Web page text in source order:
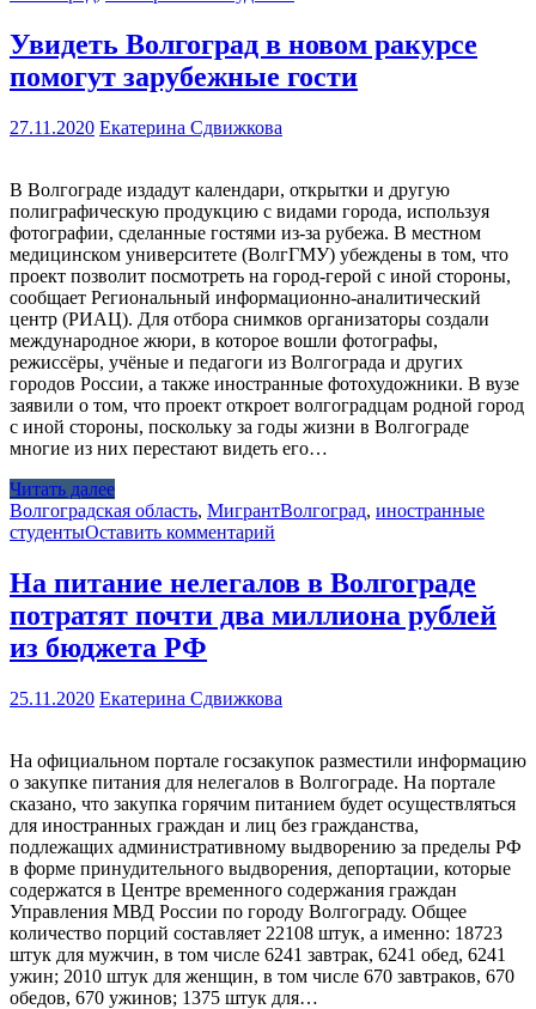
Увидеть Волгоград в новом ракурсе
помогут зарубежные гости
27.11.2020 Екатерина Сдвижкова
В Волгограде издадут календари, открытки и другую
полиграфическую продукцию с видами города, используя
фотографии, сделанные гостями из-за рубежа. В местном
медицинском университете (ВолгГМУ) убеждены в том, что
проект позволит посмотреть на город-герой с иной стороны,
сообщает Региональный информационно-аналитический
центр (РИАЦ). Для отбора снимков организаторы создали
международное жюри, в которое вошли фотографы,
режиссёры, учёные и педагоги из Волгограда и других
городов России, а также иностранные фотохудожники. В вузе
заявили о том, что проект откроет волгоградцам родной город
с иной стороны, поскольку за годы жизни в Волгограде
многие из них перестают видеть его…
Читать далее
Волгоградская область, МигрантВолгоград, иностранные
студентыОставить комментарий
На питание нелегалов в Волгограде
потратят почти два миллиона рублей
из бюджета РФ
25.11.2020 Екатерина Сдвижкова
На официальном портале госзакупок разместили информацию
о закупке питания для нелегалов в Волгограде. На портале
сказано, что закупка горячим питанием будет осуществляться
для иностранных граждан и лиц без гражданства,
подлежащих административному выдворению за пределы РФ
в форме принудительного выдворения, депортации, которые
содержатся в Центре временного содержания граждан
Управления МВД России по городу Волгограду. Общее
количество порций составляет 22108 штук, а именно: 18723
штук для мужчин, в том числе 6241 завтрак, 6241 обед, 6241
ужин; 2010 штук для женщин, в том числе 670 завтраков, 670
обедов, 670 ужинов; 1375 штук для…